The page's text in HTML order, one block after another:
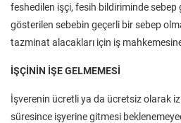
feshedilen işçi, fesih bildiriminde sebep
gösterilen sebebin geçerli bir sebep
tazminat alacakları için iş
İŞÇİNİN İŞE GELMEMESİ
İşverenin ücretli ya da ücretsiz olarak
süresince işyerine gitmesi